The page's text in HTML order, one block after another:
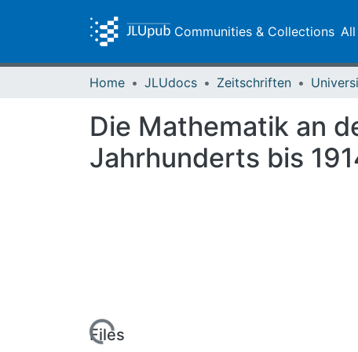
Communities & Collections
Home JLUdocs Zeitschriften
Die Mathematik an
Jahrhunderts bis
Files